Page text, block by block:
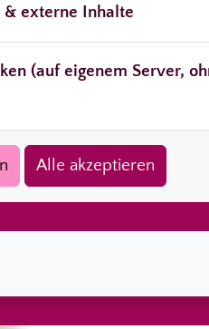
& externe Inhalte
(auf eigenem Server,